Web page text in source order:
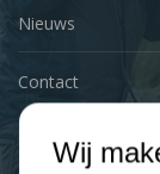
Nieuws
Contact
Wij